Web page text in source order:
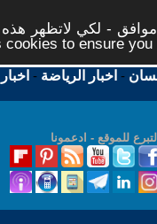
- لكي لاتظهر هذه
to ensure
- اخبار الرياضة - اخبار
التبرع للموقع - ادعمونا